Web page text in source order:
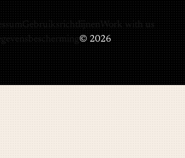
GebruiksrichtlijnenWork with us
© 2026